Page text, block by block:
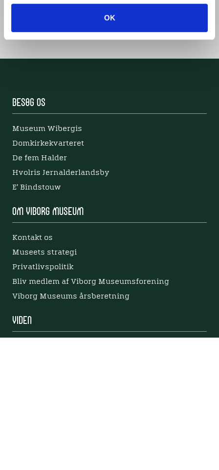
OK
Besøg os
Museum Wibergis
Domkirkekvarteret
De fem Halder
Hvolris Jernalderlandsby
E' Bindstouw
Om Viborg Museum
Kontakt os
Museets strategi
Privatlivspolitik
Bliv medlem af Viborg Museumsforening
Viborg Museums årsberetning
Viden